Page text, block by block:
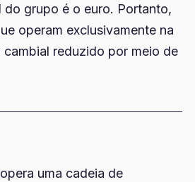
do grupo é o euro. Portanto,
operam exclusivamente na
cambial reduzido por meio de
uma cadeia de